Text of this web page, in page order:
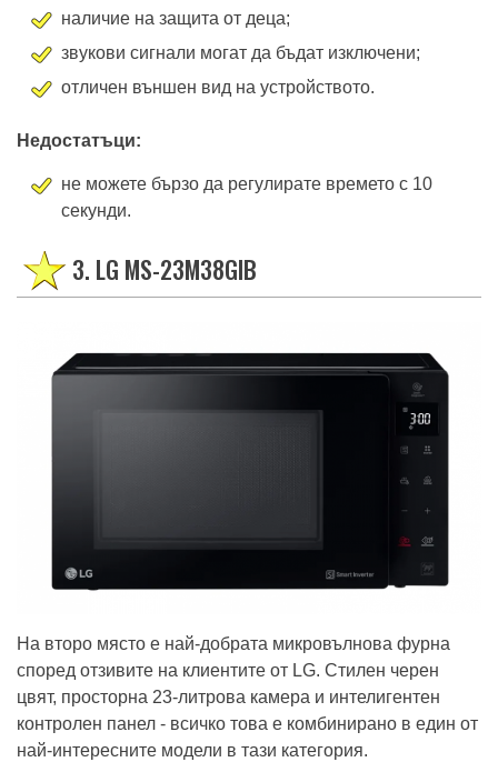
наличие на защита от деца;
звукови сигнали могат да бъдат изключени;
отличен външен вид на устройството.
Недостатъци:
не можете бързо да регулирате времето с 10
секунди.
3. LG MS-23M38GIB
На второ място е най-добрата микровълнова фурна
според отзивите на клиентите от LG. Стилен черен
цвят, просторна 23-литрова камера и интелигентен
контролен панел - всичко това е комбинирано в един от
най-интересните модели в тази категория.